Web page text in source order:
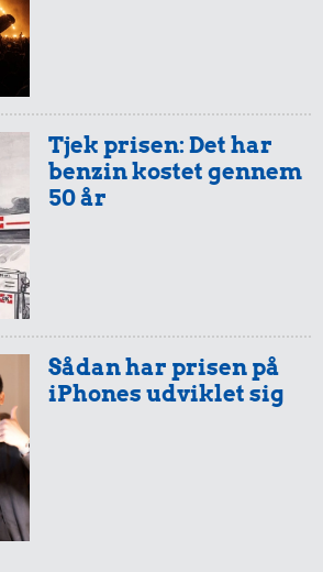
Husholdningssprit
Tjek prisen: Det har
benzin kostet gennem
50 år
Sådan har prisen på
iPhones udviklet sig